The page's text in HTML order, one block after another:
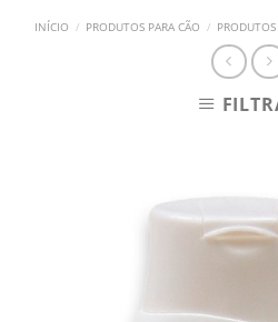
INÍCIO / PRODUTOS PARA CÃO /